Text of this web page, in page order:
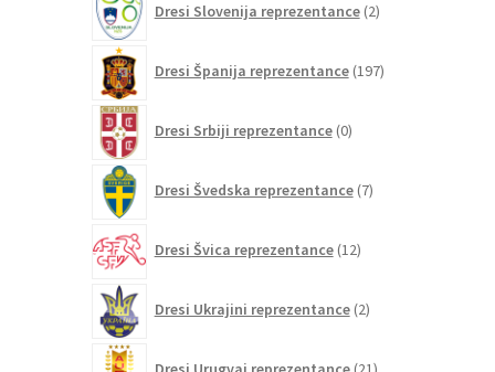
Dresi Slovenija reprezentance 2izdelka
Dresi Španija reprezentance 197izdelkov
Dresi Srbiji reprezentance 0izdelkov
Dresi Švedska reprezentance 7izdelkov
Dresi Švica reprezentance 12izdelkov
Dresi Ukrajini reprezentance 2izdelka